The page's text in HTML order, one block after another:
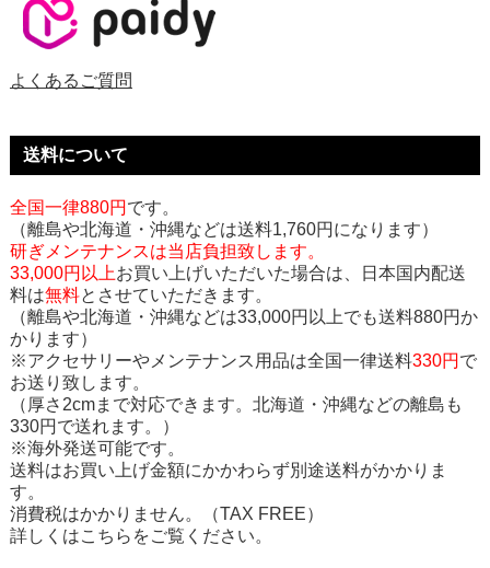
よくあるご質問
送料について
全国一律880円 です。
（離島や北海道・沖縄などは送料1,760円になります）
研ぎメンテナンスは当店負担致します。
33,000円以上お買い上げいただいた場合は、日本国内配送
料は無料とさせていただきます。
（離島や北海道・沖縄などは33,000円以上でも送料880円か
かります）
※アクセサリーやメンテナンス用品は全国一律送料330円 で
お送り致します。
（厚さ2cmまで対応できます。北海道・沖縄などの離島も
330円で送れます。）
※海外発送可能です。
送料はお買い上げ金額にかかわらず別途送料がかかりま
す。
消費税はかかりません。（TAX FREE）
詳しくはこちらをご覧ください。